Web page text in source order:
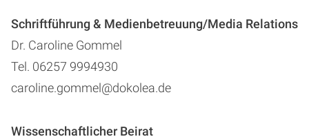
Schriftführung & Medienbetreuung/Media Relations
Dr. Caroline Gommel
Tel. 06257 9994930
caroline.gommel@dokolea.de
Wissenschaftlicher Beirat